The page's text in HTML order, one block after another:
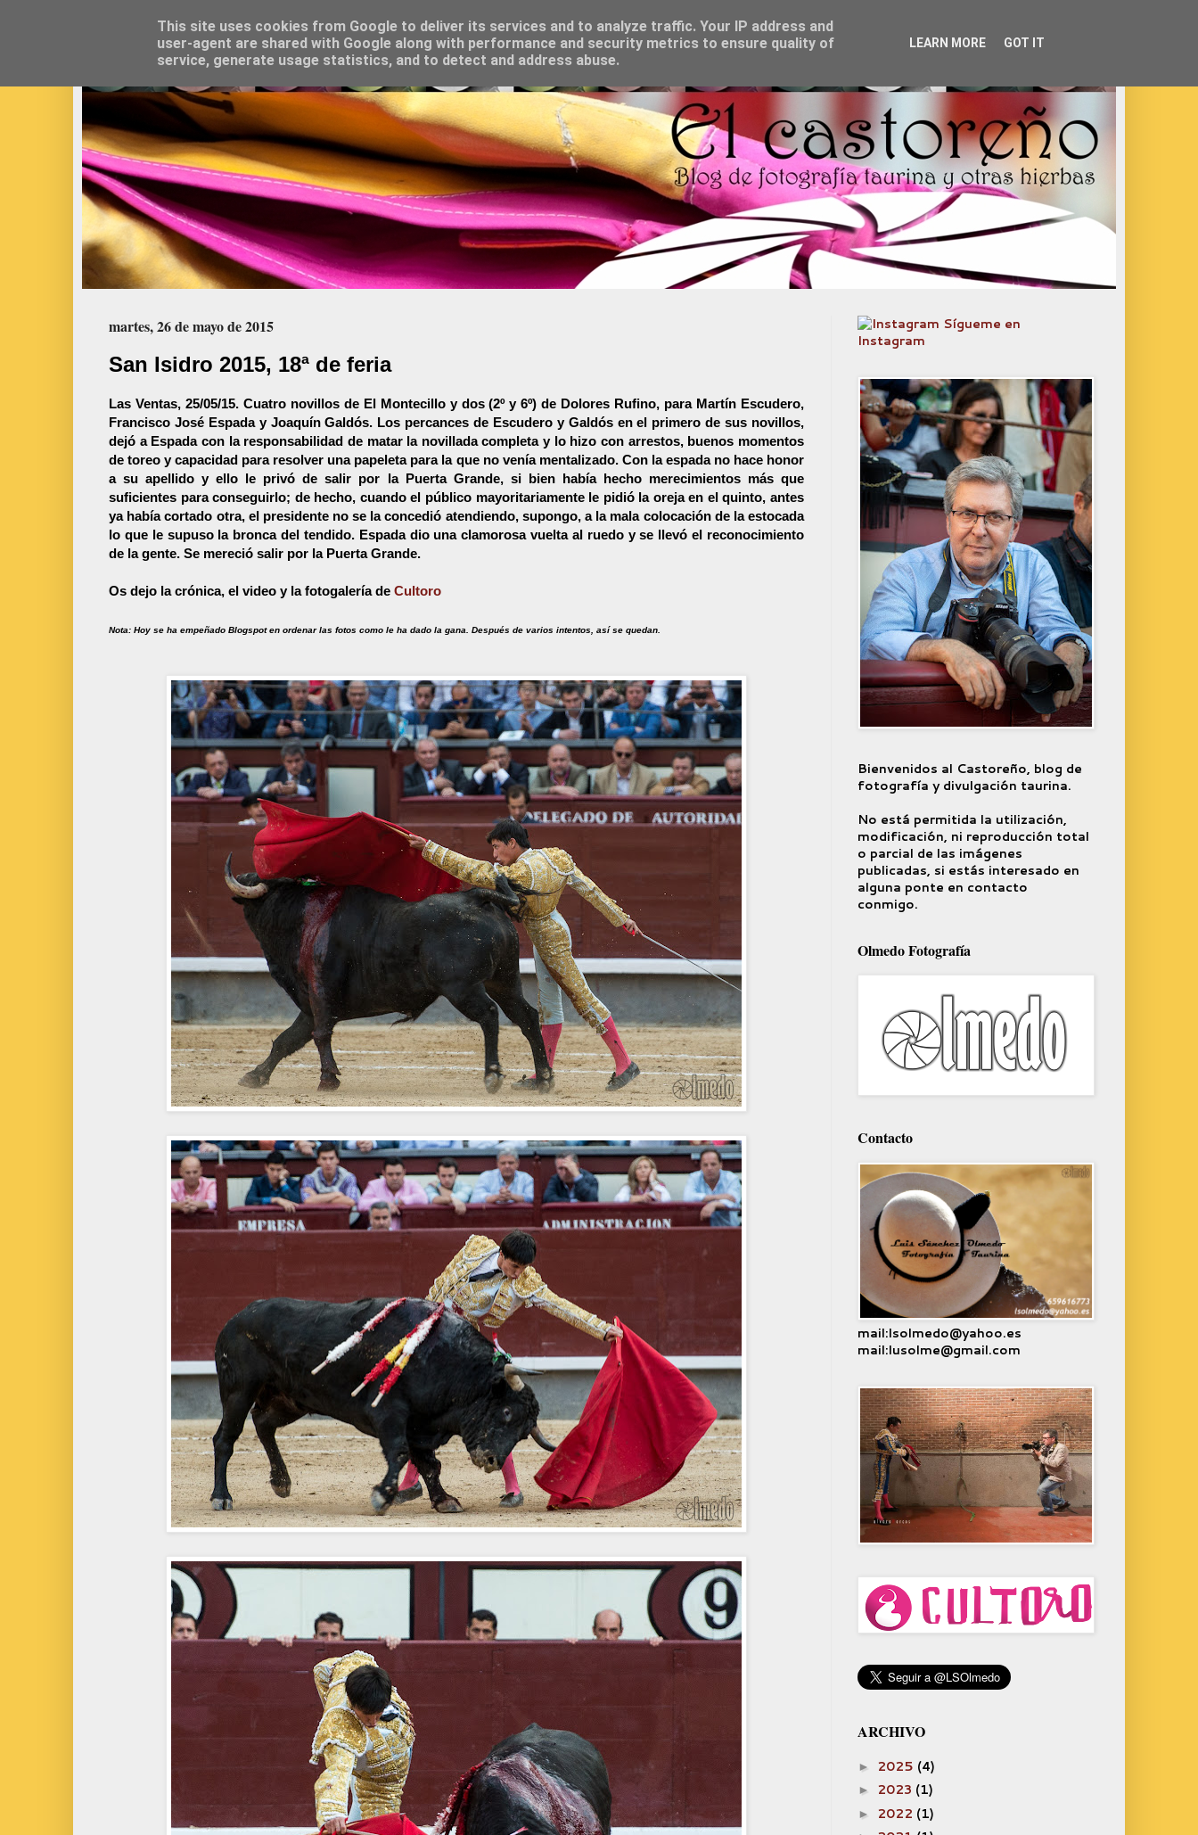
martes, 26 de mayo de 2015
San Isidro 2015, 18ª de feria
Las Ventas, 25/05/15. Cuatro novillos de El Montecillo y dos (2º y 6º) de Dolores Rufino, para Martín Escudero,
Francisco José Espada y Joaquín Galdós. Los percances de Escudero y Galdós en el primero de sus novillos,
dejó a Espada con la responsabilidad de matar la novillada completa y lo hizo con arrestos, buenos momentos
de toreo y capacidad para resolver una papeleta para la que no venía mentalizado. Con la espada no hace honor
a su apellido y ello le privó de salir por la Puerta Grande, si bien había hecho merecimientos más que
suficientes para conseguirlo; de hecho, cuando el público mayoritariamente le pidió la oreja en el quinto, antes
ya había cortado otra, el presidente no se la concedió atendiendo, supongo, a la mala colocación de la estocada
lo que le supuso la bronca del tendido. Espada dio una clamorosa vuelta al ruedo y se llevó el reconocimiento
de la gente. Se mereció salir por la Puerta Grande.
Os dejo la crónica, el video y la fotogalería de Cultoro
Nota: Hoy se ha empeñado Blogspoten ordenar las fotos como le ha dado la gana. Después de varios intentos, así se quedan.
Sígueme en
Instagram
Bienvenidos al Castoreño, blog de
fotografía y divulgación taurina.
No está permitida la utilización,
modificación, ni reproducción total
o parcial de las imágenes
publicadas, si estás interesado en
alguna ponte en contacto
conmigo.
Olmedo Fotografía
Contacto
mail:lsolmedo@yahoo.es
mail:lusolme@gmail.com
ARCHIVO
► 2025 (4)
► 2023 (1)
► 2022 (1)
This site uses cookies from Google to deliver its services and to analyze traffic. Your IP address and
user-agent are shared with Google along with performance and security metrics to ensure quality of
service, generate usage statistics, and to detect and address abuse.
LEARN MORE GOT IT